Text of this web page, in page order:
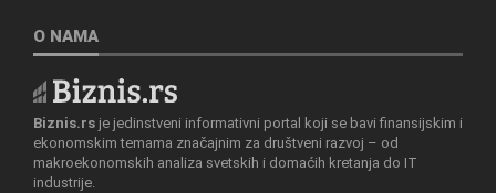
O NAMA
Biznis.rs je jedinstveni informativni portal koji se bavi finansijskim i
ekonomskim temama značajnim za društveni razvoj – od
makroekonomskih analiza svetskih i domaćih kretanja do IT
industrije.